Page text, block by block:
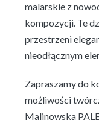
malarskie z
kompozycji. Te
przestrzeni
nieodłącznym
Zapraszamy do
możliwości
Malinowska